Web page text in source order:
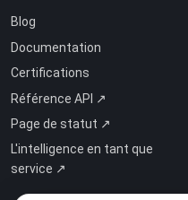
Blog
Documentation
Certifications
Référence API ↗
Page de statut ↗
L'intelligence en tant que
service ↗